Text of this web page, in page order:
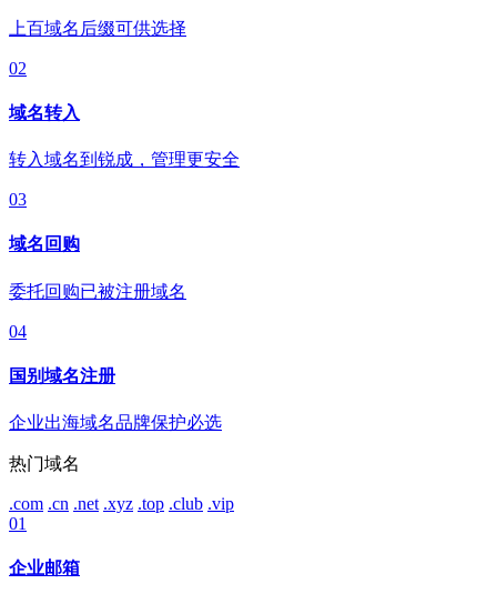
上百域名后缀可供选择
02
域名转入
转入域名到锐成，管理更安全
03
域名回购
委托回购已被注册域名
04
国别域名注册
企业出海域名品牌保护必选
热门域名
.com .cn .net .xyz .top .club .vip
01
企业邮箱